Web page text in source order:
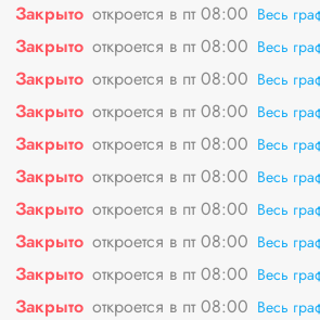
Закрыто откроется в пт 08:00 Весь
Закрыто откроется в пт 08:00 Весь
Закрыто откроется в пт 08:00 Весь
Закрыто откроется в пт 08:00 Весь
Закрыто откроется в пт 08:00 Весь
Закрыто откроется в пт 08:00 Весь
Закрыто откроется в пт 08:00 Весь
Закрыто откроется в пт 08:00 Весь
Закрыто откроется в пт 08:00 Весь
Закрыто откроется в пт 08:00 Весь